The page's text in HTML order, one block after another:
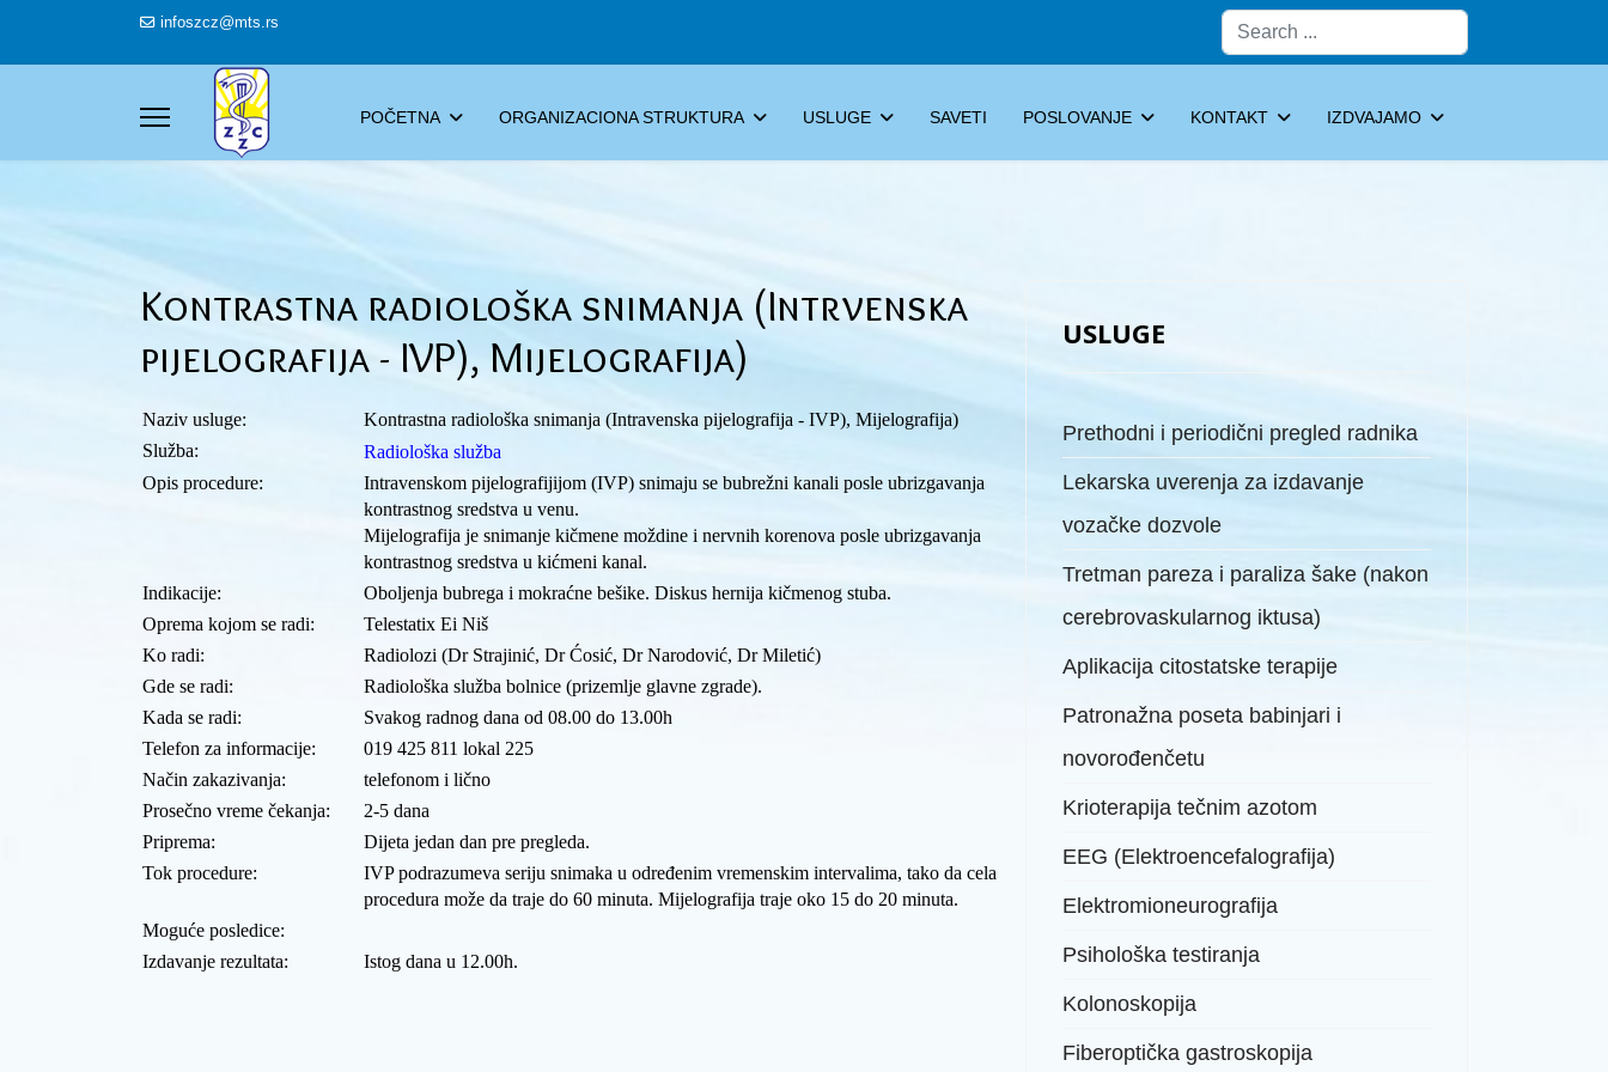
infoszcz@mts.rs Pretraga
POČETNA ORGANIZACIONA STRUKTURA USLUGE SAVETI POSLOVANJE KONTAKT IZDVAJAMO
Kontrastna radiološka snimanja (Intrvenska
pijelografija - IVP), Mijelografija)
Naziv usluge:
Kontrastna radiološka snimanja (Intravenska pijelografija - IVP), Mijelografija)
Služba:
Radiološka služba
Opis procedure:
Intravenskom pijelografijijom (IVP) snimaju se bubrežni kanali posle ubrizgavanja
kontrastnog sredstva u venu.
Mijelografija je snimanje kičmene moždine i nervnih korenova posle ubrizgavanja
kontrastnog sredstva u kićmeni kanal.
Indikacije:
Oboljenja bubrega i mokraćne bešike. Diskus hernija kičmenog stuba.
Oprema kojom se radi:
Telestatix Ei Niš
Ko radi:
Radiolozi (Dr Strajinić, Dr Ćosić, Dr Narodović, Dr Miletić)
Gde se radi:
Radiološka služba bolnice (prizemlje glavne zgrade).
Kada se radi:
Svakog radnog dana od 08.00 do 13.00h
Telefon za informacije:
019 425 811 lokal 225
Način zakazivanja:
telefonom i lično
Prosečno vreme čekanja:
2-5 dana
Priprema:
Dijeta jedan dan pre pregleda.
Tok procedure:
IVP podrazumeva seriju snimaka u određenim vremenskim intervalima, tako da cela
procedura može da traje do 60 minuta. Mijelografija traje oko 15 do 20 minuta.
Moguće posledice:
Izdavanje rezultata:
Istog dana u 12.00h.
USLUGE
Prethodni i periodični pregled radnika
Lekarska uverenja za izdavanje
vozačke dozvole
Tretman pareza i paraliza šake (nakon
cerebrovaskularnog iktusa)
Aplikacija citostatske terapije
Patronažna poseta babinjari i
novorođenčetu
Krioterapija tečnim azotom
EEG (Elektroencefalografija)
Elektromioneurografija
Psihološka testiranja
Kolonoskopija
Fiberoptička gastroskopija